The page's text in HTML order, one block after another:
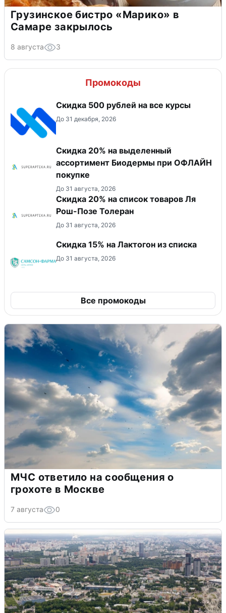
Грузинское бистро «Марико» в
Самаре закрылось
8 августа 3
Промокоды
Скидка 500 рублей на все курсы
До 31 декабря, 2026
Скидка 20% на выделенный
ассортимент Биодермы при ОФЛАЙН
покупке
До 31 августа, 2026
Скидка 20% на список товаров Ля
Рош-Позе Толеран
До 31 августа, 2026
Скидка 15% на Лактогон из списка
До 31 августа, 2026
Все промокоды
МЧС ответило на сообщения о
грохоте в Москве
7 августа 0